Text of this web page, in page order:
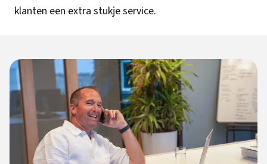
klanten een extra stukje service.